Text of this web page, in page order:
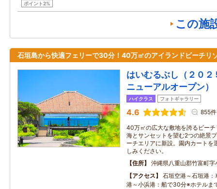
ポイント2%
この施
石垣島から快適フェリーで30分！40万㎡のアイランドビーチリ
はいむるぶし（２０
ニューアルオープン）
ハイクラス フォトギャラリー
4.6 855件
40万㎡の広大な敷地を誇るビー
海とサンセットを望む2つの絶景
ーチエリアに新設。園内カートを
しみください。
住所
沖縄県八重山郡竹富町
アクセス
石垣空港～石垣港
港～小浜港：船で30分※ホテルま